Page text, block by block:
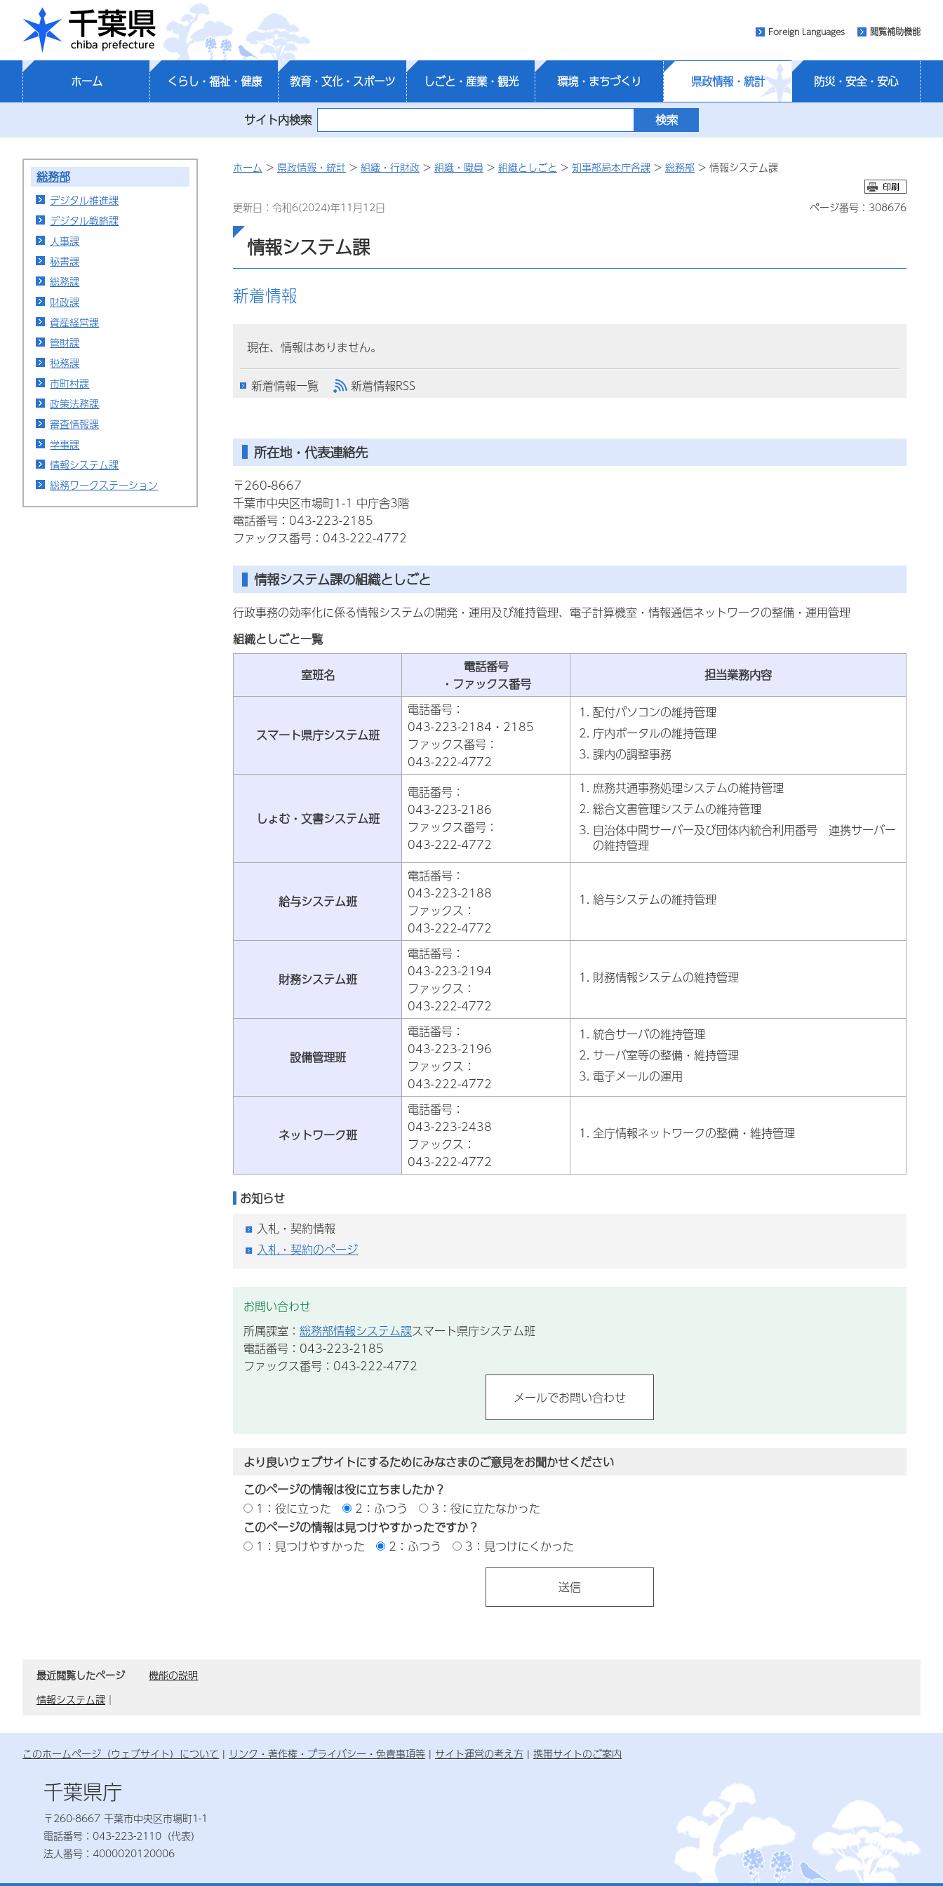
千葉県
Foreign Languages 閲覧補助機能
ホーム くらし・福祉・健康 教育・文化・スポーツ しごと・産業・観光 環境・まちづくり 県政情報・統計 防災・安全・安心
サイト内検索
総務部
デジタル推進課
デジタル戦略課
人事課
秘書課
総務課
財政課
資産経営課
管財課
税務課
市町村課
政策法務課
審査情報課
学事課
情報システム課
総務ワークステーション
ホーム > 県政情報・統計 > 組織・行財政 > 組織・職員 > 組織としごと > 知事部局本庁各課 > 総務部 > 情報システム課
更新日：令和6(2024)年11月12日 ページ番号：308676
情報システム課
新着情報
現在、情報はありません。
新着情報一覧 新着情報RSS
所在地・代表連絡先
〒260-8667
千葉市中央区市場町1-1 中庁舎3階
電話番号：043-223-2185
ファックス番号：043-222-4772
情報システム課の組織としごと
行政事務の効率化に係る情報システムの開発・運用及び維持管理、電子計算機室・情報通信ネットワークの整備・運用管理
組織としごと一覧
室班名
電話番号
・ファックス番号
担当業務内容
スマート県庁システム班
電話番号：
043-223-2184・2185
ファックス番号：
043-222-4772
配付パソコンの維持管理
庁内ポータルの維持管理
課内の調整事務
しょむ・文書システム班
電話番号：
043-223-2186
ファックス番号：
043-222-4772
庶務共通事務処理システムの維持管理
総合文書管理システムの維持管理
自治体中間サーバー及び団体内統合利用番号 連携サーバー
の維持管理
給与システム班
電話番号：
043-223-2188
ファックス：
043-222-4772
給与システムの維持管理
財務システム班
電話番号：
043-223-2194
ファックス：
043-222-4772
財務情報システムの維持管理
設備管理班
電話番号：
043-223-2196
ファックス：
043-222-4772
統合サーバの維持管理
サーバ室等の整備・維持管理
電子メールの運用
ネットワーク班
電話番号：
043-223-2438
ファックス：
043-222-4772
全庁情報ネットワークの整備・維持管理
お知らせ
入札・契約情報
入札・契約のページ
お問い合わせ
所属課室： 総務部情報システム課スマート県庁システム班
電話番号：043-223-2185
ファックス番号：043-222-4772
より良いウェブサイトにするためにみなさまのご意見をお聞かせください
このページの情報は役に立ちましたか？
1：役に立った
2：ふつう
3：役に立たなかった
このページの情報は見つけやすかったですか？
1：見つけやすかった
2：ふつう 3：見つけにくかった
最近閲覧したページ
機能の説明
情報システム課 ｜
このホームページ（ウェブサイト）について リンク・著作権・プライバシー・免責事項等 サイト運営の考え方 携帯サイトのご案内
千葉県庁
〒260-8667 千葉市中央区市場町1-1
電話番号：043-223-2110（代表）
法人番号：4000020120006